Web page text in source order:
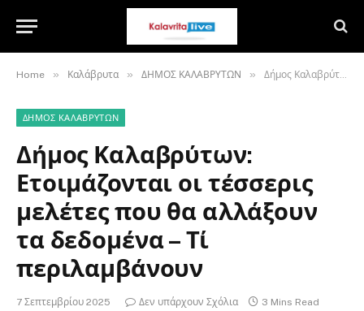
Home » Καλάβρυτα » ΔΗΜΟΣ ΚΑΛΑΒΡΥΤΩΝ » Δήμος Καλαβρύτων: Ετοιμάζονται οι τέσσερις μελέτες που θα αλλάξουν τα δεδομένα – Τί περιλαμβάνουν
ΔΗΜΟΣ ΚΑΛΑΒΡΥΤΩΝ
Δήμος Καλαβρύτων:
Ετοιμάζονται οι τέσσερις
μελέτες που θα αλλάξουν
τα δεδομένα – Τί
περιλαμβάνουν
7 Σεπτεμβρίου 2025 Δεν υπάρχουν Σχόλια 3 Mins Read